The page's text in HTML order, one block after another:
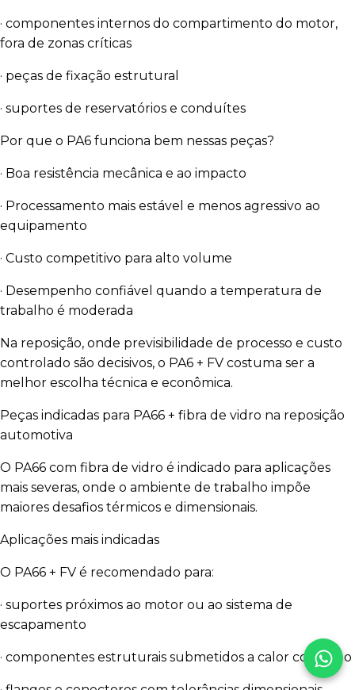
· componentes internos do compartimento do motor,
fora de zonas críticas
· peças de fixação estrutural
· suportes de reservatórios e conduítes
Por que o PA6 funciona bem nessas peças?
· Boa resistência mecânica e ao impacto
· Processamento mais estável e menos agressivo ao
equipamento
· Custo competitivo para alto volume
· Desempenho confiável quando a temperatura de
trabalho é moderada
Na reposição, onde previsibilidade de processo e custo
controlado são decisivos, o PA6 + FV costuma ser a
melhor escolha técnica e econômica.
Peças indicadas para PA66 + fibra de vidro na reposição
automotiva
O PA66 com fibra de vidro é indicado para aplicações
mais severas, onde o ambiente de trabalho impõe
maiores desafios térmicos e dimensionais.
Aplicações mais indicadas
O PA66 + FV é recomendado para:
· suportes próximos ao motor ou ao sistema de
escapamento
· componentes estruturais submetidos a calor contínuo